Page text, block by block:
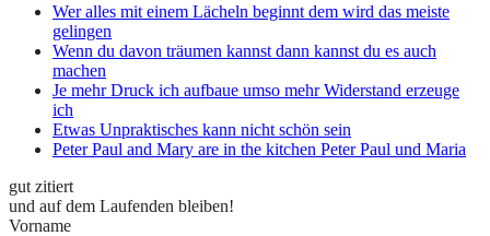
Wer alles mit einem Lächeln beginnt dem wird das meiste
gelingen
Wenn du davon träumen kannst dann kannst du es auch
machen
Je mehr Druck ich aufbaue umso mehr Widerstand erzeuge
ich
Etwas Unpraktisches kann nicht schön sein
Peter Paul and Mary are in the kitchen Peter Paul und Maria
gut zitiert
und auf dem Laufenden bleiben!
Vorname